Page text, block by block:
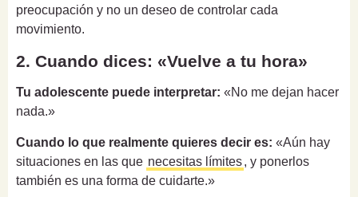
preocupación y no un deseo de controlar cada
movimiento.
2. Cuando dices: «Vuelve a tu hora»
Tu adolescente puede interpretar: «No me dejan hacer
nada.»
Cuando lo que realmente quieres decir es: «Aún hay
situaciones en las que necesitas límites, y ponerlos
también es una forma de cuidarte.»